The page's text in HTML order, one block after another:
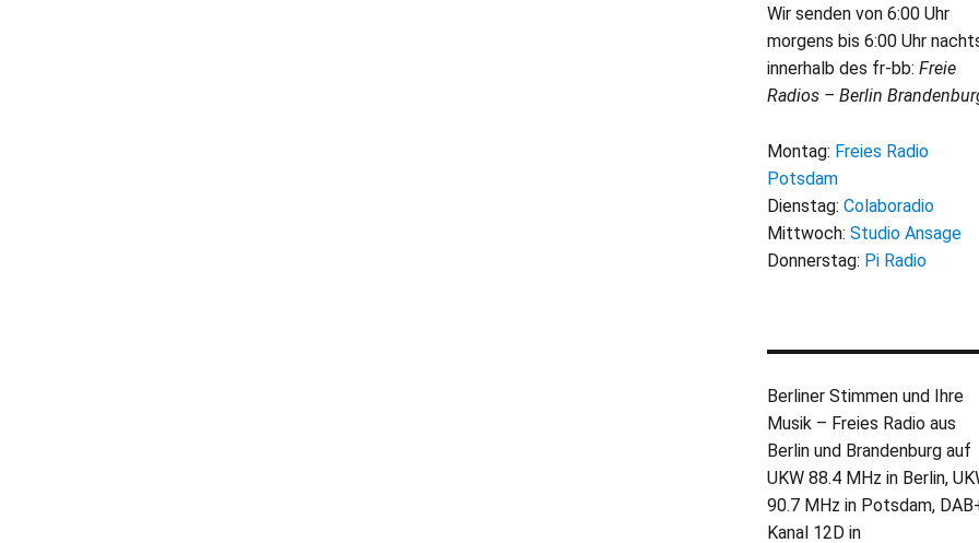
Wir senden von 6:00 Uhr
morgens bis 6:00 Uhr
innerhalb des fr-bb: Freie
Radios – Berlin
Montag: Freies Radio
Potsdam
Dienstag: Colaboradio
Mittwoch: Studio Ansage
Donnerstag: Pi Radio
Berliner Stimmen und Ihre
Musik – Freies Radio aus
Berlin und Brandenburg auf
UKW 88.4 MHz in Berlin,
90.7 MHz in Potsdam,
Kanal 12D in